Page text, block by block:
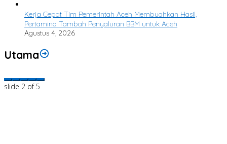
Kerja Cepat Tim Pemerintah Aceh Membuahkan Hasil,
Pertamina Tambah Penyaluran BBM untuk Aceh
Agustus 4, 2026
Utama
slide 2 of 5